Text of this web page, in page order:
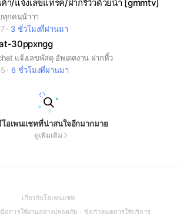
า/แจ้งเลขแทรค/ฝากรีวิวด้วยน้า [gmmtv]
กคนน้าาา
3 ชั่วโมงที่ผ่านมา
30ppxngg
แจ้งเลขพัสดุ อัพเดตงาน ฝากหิ้ว
6 ชั่วโมงที่ผ่านมา
โอเพนแชทที่น่าสนใจอีกมากมาย
ดูเพิ่มเติม
เกี่ยวกับโอเพนแชท(Open
in
อการใช้งานอย่างปลอดภัย(Open
ข้อกำหนดการใช้บริการ(Open